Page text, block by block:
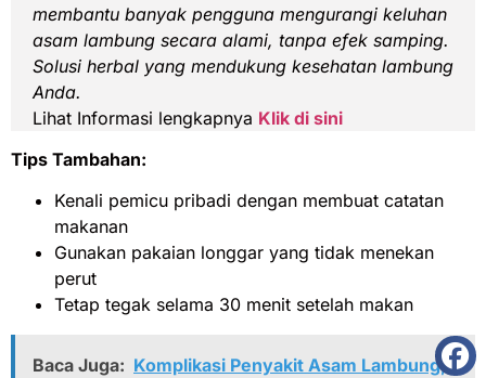
membantu banyak pengguna mengurangi keluhan
asam lambung secara alami, tanpa efek samping.
Solusi herbal yang mendukung kesehatan lambung
Anda.
Lihat Informasi lengkapnya Klik di sini
Tips Tambahan:
Kenali pemicu pribadi dengan membuat catatan
makanan
Gunakan pakaian longgar yang tidak menekan
perut
Tetap tegak selama 30 menit setelah makan
Baca Juga: Komplikasi Penyakit Asam Lambung,